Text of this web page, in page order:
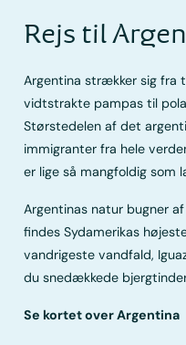
Rejs til
Argentina strækker sig fra
vidtstrakte pampas til
Størstedelen af det
immigranter fra hele
er lige så mangfoldig som
Argentinas natur bugner
findes Sydamerikas
vandrigeste vandfald,
du snedækkede
Se kortet over Argentina